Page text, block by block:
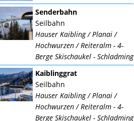
Senderbahn
Seilbahn
Hauser Kaibling / Planai /
Hochwurzen / Reiteralm - 4-
Berge Skischaukel - Schladming
Kaiblinggrat
Seilbahn
Hauser Kaibling / Planai /
Hochwurzen / Reiteralm - 4-
Berge Skischaukel - Schladming